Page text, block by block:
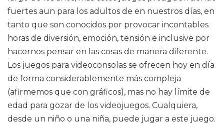
fuertes aun para los adultos de en nuestros días, en
tanto que son conocidos por provocar incontables
horas de diversión, emoción, tensión e inclusive por
hacernos pensar en las cosas de manera diferente.
Los juegos para videoconsolas se ofrecen hoy en día
de forma considerablemente más compleja
(afirmemos que con gráficos), mas no hay límite de
edad para gozar de los videojuegos. Cualquiera,
desde un niño o una niña, puede jugar a este juego.